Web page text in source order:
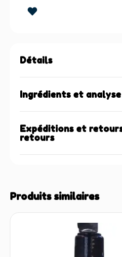
Détails
Ingrédients et analyse
Expéditions et
retours
Produits similaires